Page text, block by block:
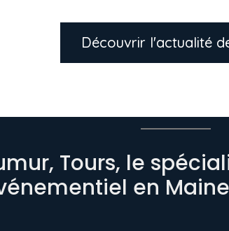
Découvrir l'actualité
Tours, le
en